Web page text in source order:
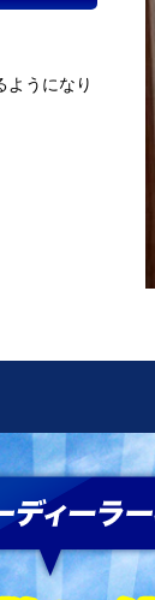
ようになり